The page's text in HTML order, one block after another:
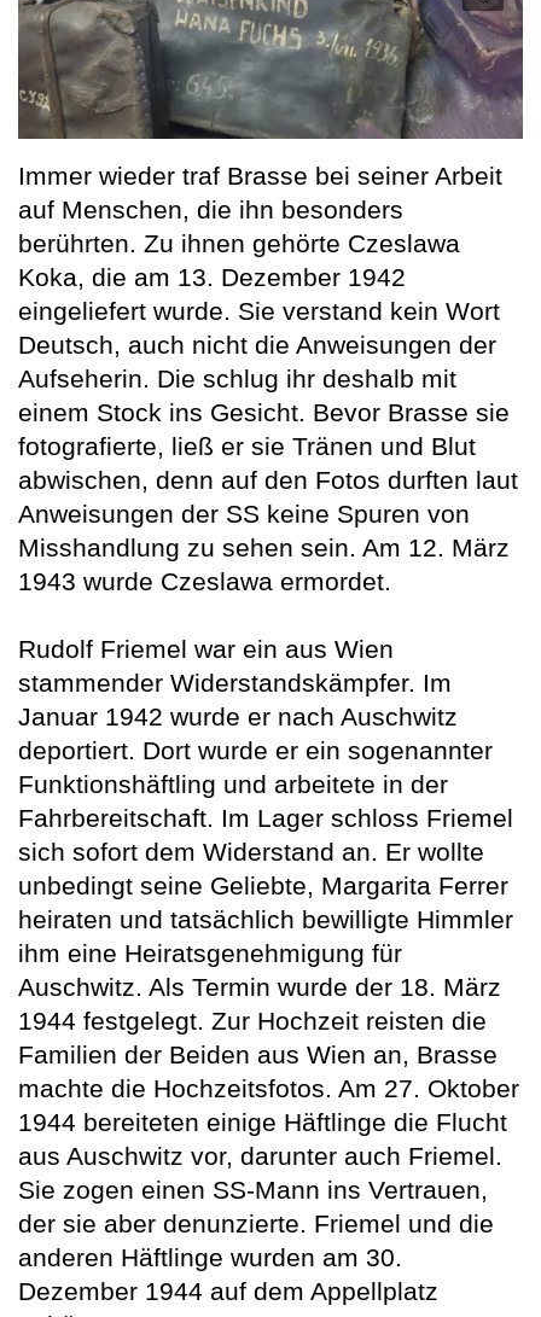
Immer wieder traf Brasse bei seiner Arbeit
auf Menschen, die ihn besonders
berührten. Zu ihnen gehörte Czeslawa
Koka, die am 13. Dezember 1942
eingeliefert wurde. Sie verstand kein Wort
Deutsch, auch nicht die Anweisungen der
Aufseherin. Die schlug ihr deshalb mit
einem Stock ins Gesicht. Bevor Brasse sie
fotografierte, ließ er sie Tränen und Blut
abwischen, denn auf den Fotos durften laut
Anweisungen der SS keine Spuren von
Misshandlung zu sehen sein. Am 12. März
1943 wurde Czeslawa ermordet.
Rudolf Friemel war ein aus Wien
stammender Widerstandskämpfer. Im
Januar 1942 wurde er nach Auschwitz
deportiert. Dort wurde er ein sogenannter
Funktionshäftling und arbeitete in der
Fahrbereitschaft. Im Lager schloss Friemel
sich sofort dem Widerstand an. Er wollte
unbedingt seine Geliebte, Margarita Ferrer
heiraten und tatsächlich bewilligte Himmler
ihm eine Heiratsgenehmigung für
Auschwitz. Als Termin wurde der 18. März
1944 festgelegt. Zur Hochzeit reisten die
Familien der Beiden aus Wien an, Brasse
machte die Hochzeitsfotos. Am 27. Oktober
1944 bereiteten einige Häftlinge die Flucht
aus Auschwitz vor, darunter auch Friemel.
Sie zogen einen SS-Mann ins Vertrauen,
der sie aber denunzierte. Friemel und die
anderen Häftlinge wurden am 30.
Dezember 1944 auf dem Appellplatz